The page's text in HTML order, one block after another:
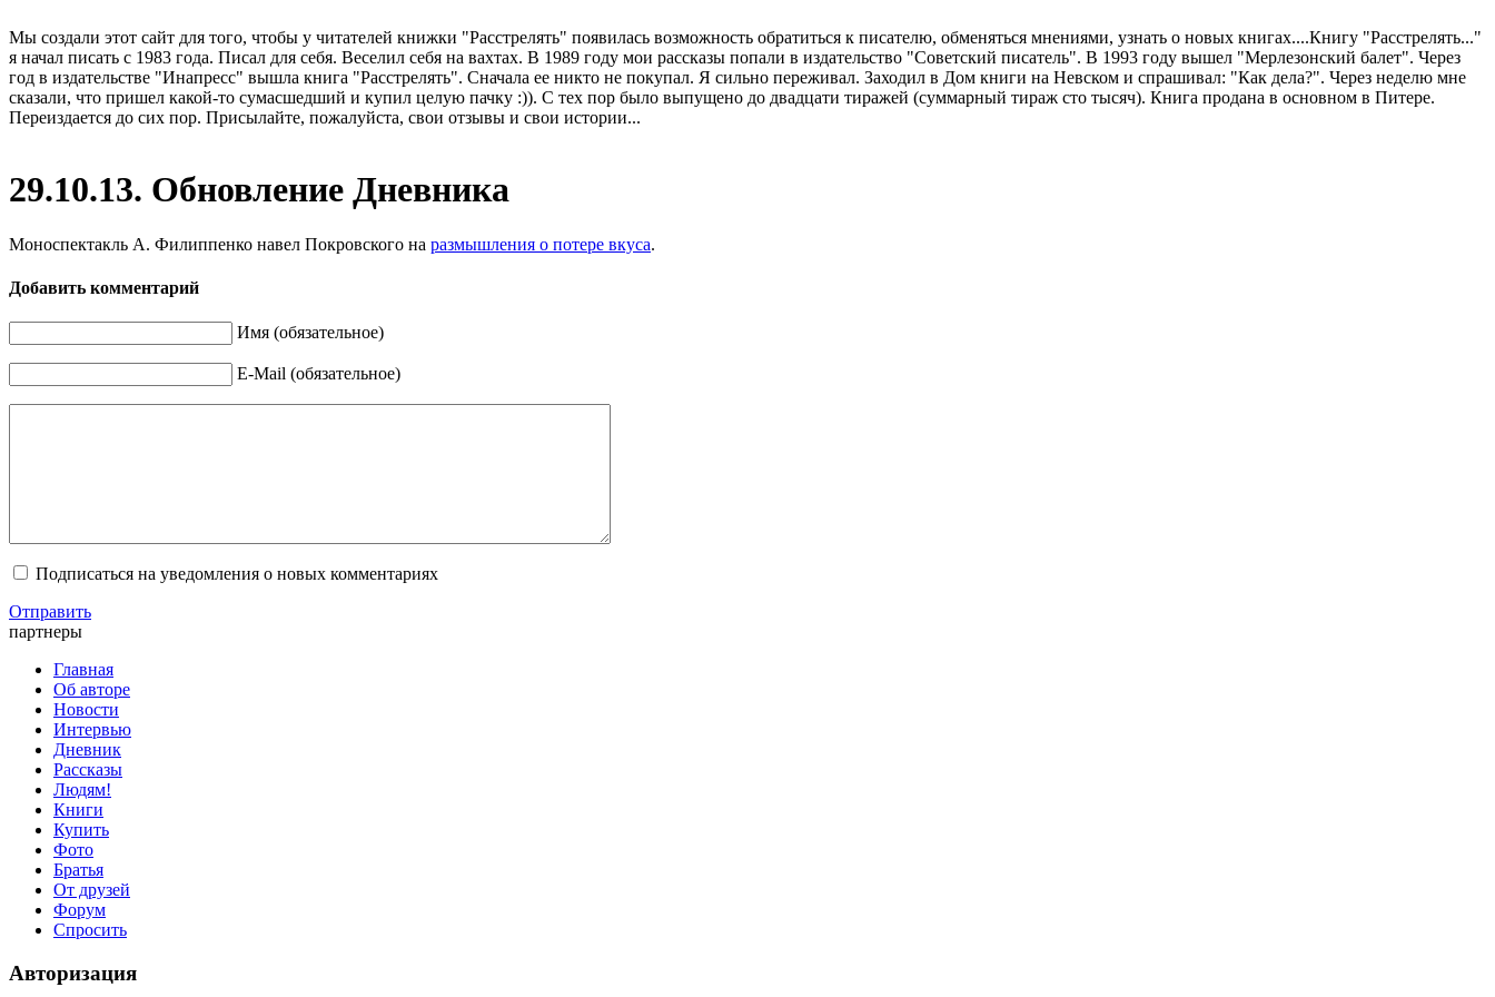
Мы создали этот сайт для того, чтобы у читателей книжки "Расстрелять" появилась возможность обратиться к писателю, обменяться мнениями, узнать о новых книгах....Книгу "Расстрелять..."
я начал писать с 1983 года. Писал для себя. Веселил себя на вахтах. В 1989 году мои рассказы попали в издательство "Советский писатель". В 1993 году вышел "Мерлезонский балет". Через
год в издательстве "Инапресс" вышла книга "Расстрелять". Сначала ее никто не покупал. Я сильно переживал. Заходил в Дом книги на Невском и спрашивал: "Как дела?". Через неделю мне
сказали, что пришел какой-то сумасшедший и купил целую пачку :)). С тех пор было выпущено до двадцати тиражей (суммарный тираж сто тысяч). Книга продана в основном в Питере.
Переиздается до сих пор. Присылайте, пожалуйста, свои отзывы и свои истории...
29.10.13. Обновление Дневника
Моноспектакль А. Филиппенко навел Покровского на размышления о потере вкуса.
Добавить комментарий
Имя (обязательное)
E-Mail (обязательное)
Подписаться на уведомления о новых комментариях
Отправить
партнеры
Главная
Об авторе
Новости
Интервью
Дневник
Рассказы
Людям!
Книги
Купить
Фото
Братья
От друзей
Форум
Спросить
Авторизация